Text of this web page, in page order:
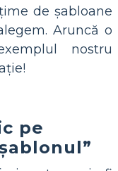
de șabloane
Aruncă o
nostru
pe